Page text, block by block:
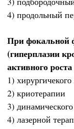
4) продольный
При фокальной
(гиперплазии
активного
1)
2) криотерапии
3)
4) лазерной